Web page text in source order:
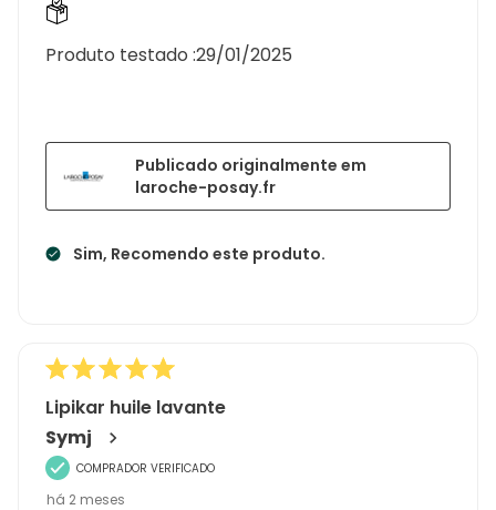
Sim, Recomendo este produto.
Produto testado :29/01/2025
Publicado originalmente em
laroche-posay.fr
Lipikar huile lavante
Symj
COMPRADOR VERIFICADO
há 2 meses